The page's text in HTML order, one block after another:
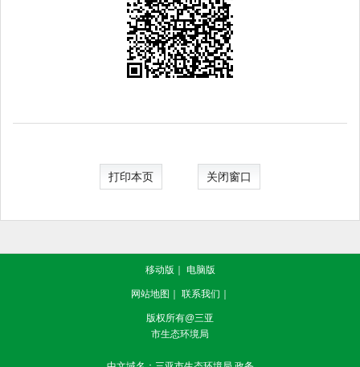
打印本页 关闭窗口
移动版 ｜ 电脑版
网站地图 ｜ 联系我们 ｜
版权所有@三亚
市生态环境局